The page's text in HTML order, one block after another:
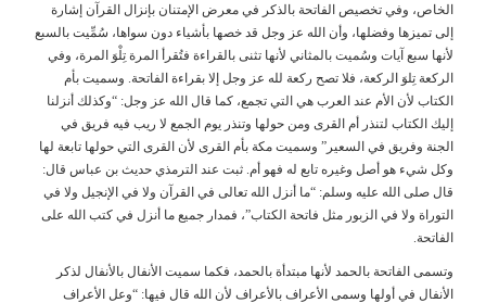
الخاص، وفي تخصيص الفاتحة بالذكر في معرض الإمتنان بإنزال القرآن إشارة
إلى تميزها وفضلها، وأن الله عز وجل قد خصها بأشياء دون سواها، سُمِّيت بالسبع
لأنها سبع آيات وسُميت بالمثاني لأنها تثنى بالقراءة فتُقرأ المرة تِلْوَ المرة، وفي
الركعة تِلوَ الركعة، فلا تصح ركعة لله عز وجل إلا بقراءة الفاتحة. وسميت بأم
الكتاب لأن الأم عند العرب هي التي تجمع، كما قال الله عز وجل: “وكذلك أنزلنا
إليك الكتاب لتنذر أم القرى ومن حولها وتنذر يوم الجمع لا ريب فيه فريق في
الجنة وفريق في السعير” وسميت مكة بأم القرى لأن القرى التي حولها تابعة لها
وكل شيء هو أصل وغيره تابع له فهو أم. ثبت عند الترمذي حديث بن عباس قال:
قال صلى الله عليه وسلم: “ما أنزل الله تعالى في القرآن ولا في الإنجيل ولا في
التوراة ولا في الزبور مثل فاتحة الكتاب”، فمدار جميع ما أنزل في كتب الله على
الفاتحة.
وتسمى الفاتحة بالحمد لأنها مبتدأة بالحمد، فكما سميت الأنفال بالأنفال لذكر
الأنفال في أولها وسمى الأعراف بالأعراف لأن الله قال فيها: “وعل الأعراف